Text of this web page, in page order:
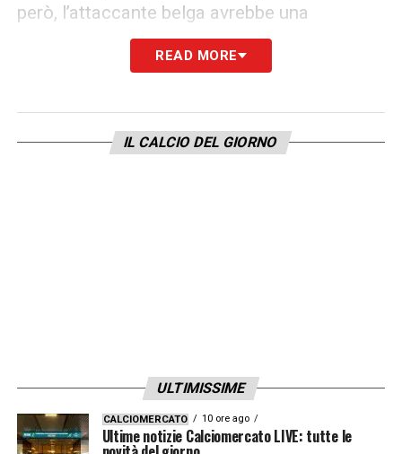
però, l’attaccante belga avrebbe una
preferenza per il Napoli
ritroverebbe il suo ex allenatore ai tempi
sviluppi in tal senso nelle prossime
READ MORE
IL CALCIO DEL GIORNO
ULTIMISSIME
CALCIOMERCATO 10 ore ago
Ultime notizie Calciomercato LIVE: tutte le